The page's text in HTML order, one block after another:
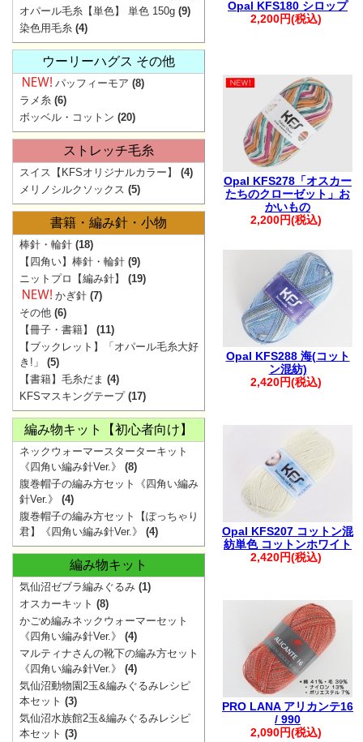
迷惑
ご注文・お問
。.。:+* ゜ ゜
【ご注文に関
・ご登録の際
さい。
・ご注文後は
確認ください。
※購入履歴に
ざいますので
・ご入金後の
・商品の取り
・着日指定は
※1週間を超え
ます。
・複数回に分
文につきまし
います。
・お振込みで
ご注文も1件
・自動返信メ
ご連絡くださ
※※弊社からの
入りますが、
Opal KFS180 シロップ
2,200円(税込)
Opal KFS278「オスカー
たちのクローゼット」お
かいもの
2,200円(税込)
Opal KFS288 海(コット
ン混紡)
2,420円(税込)
Opal KFS207 コットン混
紡単色 コットンホワイト
2,420円(税込)
PRO LANA アリカンテ16
/ 990
2,090円(税込)
オパール毛糸【単色】 単色 150g (9)
染色用毛糸 (4)
ウーリーハグス その他
パッフィーモア (8)
ラメ糸 (6)
ボッベル・コットン (20)
ストレッチ毛糸
スイス【KFSオリジナルカラー】
(4)
メリノシルクソックス (5)
書籍・編み針・小物
棒針・輪針 (18)
【四角い】棒針・輪針 (9)
ニットプロ【編み針】
(19)
かぎ針 (7)
その他 (6)
【冊子・書籍】
(11)
【ブックレット】「オパール毛糸大好
き!」
(5)
【書籍】毛糸だま (4)
KFSマスキングテープ(17)
編み物キット【初心者向け】
ネックウォーマースターターキット
《四角い編み針Ver.》
(8)
腹巻帽子の編み方セット《四角い編み
針Ver.》
(4)
腹巻帽子の編み方セット【ぽっちゃり
君】《四角い編み針Ver.》
(4)
編み物キット
気仙沼ゼブラ編みぐるみ (1)
オスカーキット (8)
かごめ編みネックウォーマーセット
《四角い編み針Ver.》
(4)
マルティナさんの靴下の編み方セット
《四角い編み針Ver.》
(4)
気仙沼動物園2玉&編みぐるみレシピ
本セット (3)
気仙沼水族館2玉&編みぐるみレシピ
本セット (3)